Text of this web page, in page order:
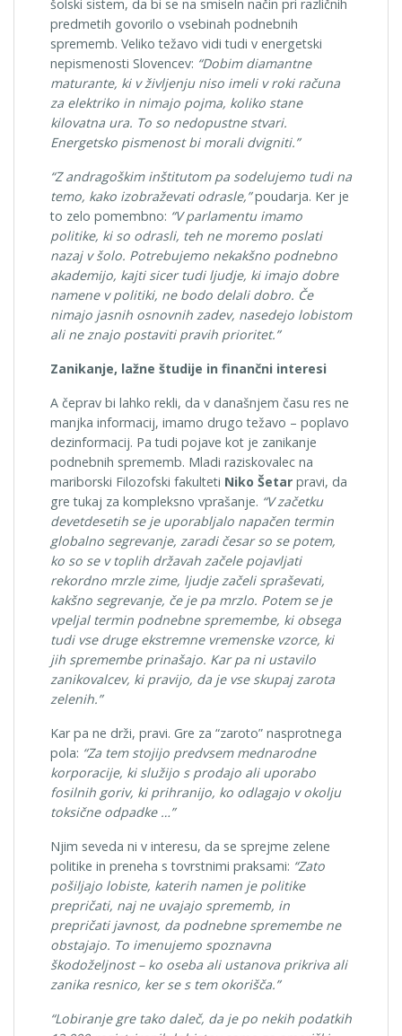
šolski sistem, da bi se na smiseln način pri različnih
predmetih govorilo o vsebinah podnebnih
sprememb. Veliko težavo vidi tudi v energetski
nepismenosti Slovencev: “Dobim diamantne
maturante, ki v življenju niso imeli v roki računa
za elektriko in nimajo pojma, koliko stane
kilovatna ura. To so nedopustne stvari.
Energetsko pismenost bi morali dvigniti.”
“Z andragoškim inštitutom pa sodelujemo tudi na
temo, kako izobraževati odrasle,”poudarja. Ker je
to zelo pomembno: “V parlamentu imamo
politike, ki so odrasli, teh ne moremo poslati
nazaj v šolo. Potrebujemo nekakšno podnebno
akademijo, kajti sicer tudi ljudje, ki imajo dobre
namene v politiki, ne bodo delali dobro. Če
nimajo jasnih osnovnih zadev, nasedejo lobistom
ali ne znajo postaviti pravih prioritet.”
Zanikanje, lažne študije in finančni interesi
A čeprav bi lahko rekli, da v današnjem času res ne
manjka informacij, imamo drugo težavo – poplavo
dezinformacij. Pa tudi pojave kot je zanikanje
podnebnih sprememb. Mladi raziskovalec na
mariborski Filozofski fakulteti Niko Šetar pravi, da
gre tukaj za kompleksno vprašanje. “V začetku
devetdesetih se je uporabljalo napačen termin
globalno segrevanje, zaradi česar so se potem,
ko so se v toplih državah začele pojavljati
rekordno mrzle zime, ljudje začeli spraševati,
kakšno segrevanje, če je pa mrzlo. Potem se je
vpeljal termin podnebne spremembe, ki obsega
tudi vse druge ekstremne vremenske vzorce, ki
jih spremembe prinašajo. Kar pa ni ustavilo
zanikovalcev, ki pravijo, da je vse skupaj zarota
zelenih.”
Kar pa ne drži, pravi. Gre za “zaroto” nasprotnega
pola: “Za tem stojijo predvsem mednarodne
korporacije, ki služijo s prodajo ali uporabo
fosilnih goriv, ki prihranijo, ko odlagajo v okolju
toksične odpadke …”
Njim seveda ni v interesu, da se sprejme zelene
politike in preneha s tovrstnimi praksami: “Zato
pošiljajo lobiste, katerih namen je politike
prepričati, naj ne uvajajo sprememb, in
prepričati javnost, da podnebne spremembe ne
obstajajo. To imenujemo spoznavna
škodoželjnost – ko oseba ali ustanova prikriva ali
zanika resnico, ker se s tem okorišča.”
“Lobiranje gre tako daleč, da je po nekih podatkih